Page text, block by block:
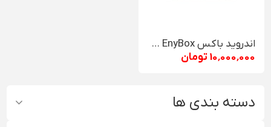
دسته بندی ها
اندروید باکس EnyBox مدل X96 Max Plus
10٬000٬000 تومان